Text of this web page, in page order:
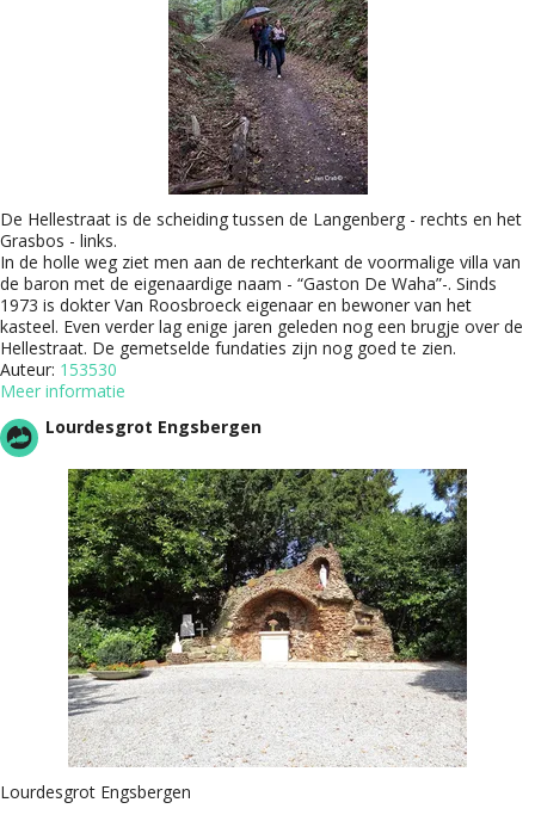
De Hellestraat is de scheiding tussen de Langenberg - rechts en het
Grasbos - links.
In de holle weg ziet men aan de rechterkant de voormalige villa van
de baron met de eigenaardige naam - “Gaston De Waha”-. Sinds
1973 is dokter Van Roosbroeck eigenaar en bewoner van het
kasteel. Even verder lag enige jaren geleden nog een brugje over de
Hellestraat. De gemetselde fundaties zijn nog goed te zien.
Auteur: 153530
Meer informatie
Lourdesgrot Engsbergen
Lourdesgrot Engsbergen